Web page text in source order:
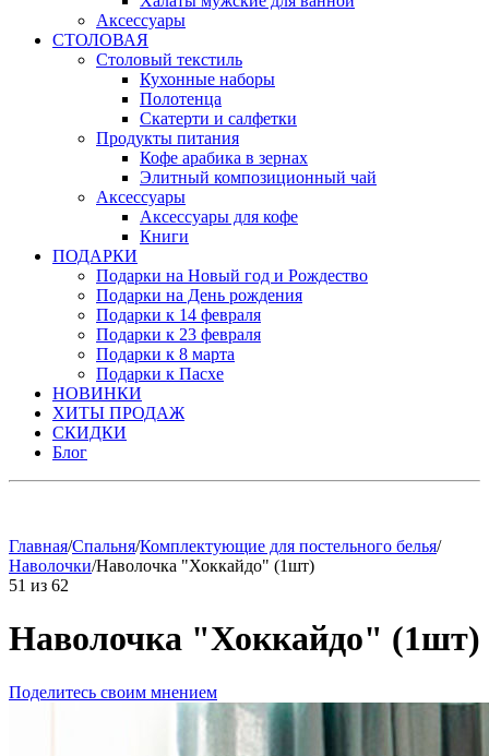
Аксессуары
СТОЛОВАЯ
Столовый текстиль
Кухонные наборы
Полотенца
Скатерти и салфетки
Продукты питания
Кофе арабика в зернах
Элитный композиционный чай
Аксессуары
Аксессуары для кофе
Книги
ПОДАРКИ
Подарки на Новый год и Рождество
Подарки на День рождения
Подарки к 14 февраля
Подарки к 23 февраля
Подарки к 8 марта
Подарки к Пасхе
НОВИНКИ
ХИТЫ ПРОДАЖ
СКИДКИ
Блог
Главная/Спальня/Комплектующие для постельного белья/
Наволочки/Наволочка "Хоккайдо" (1шт)
51 из 62
Наволочка "Хоккайдо" (1шт)
Поделитесь своим мнением